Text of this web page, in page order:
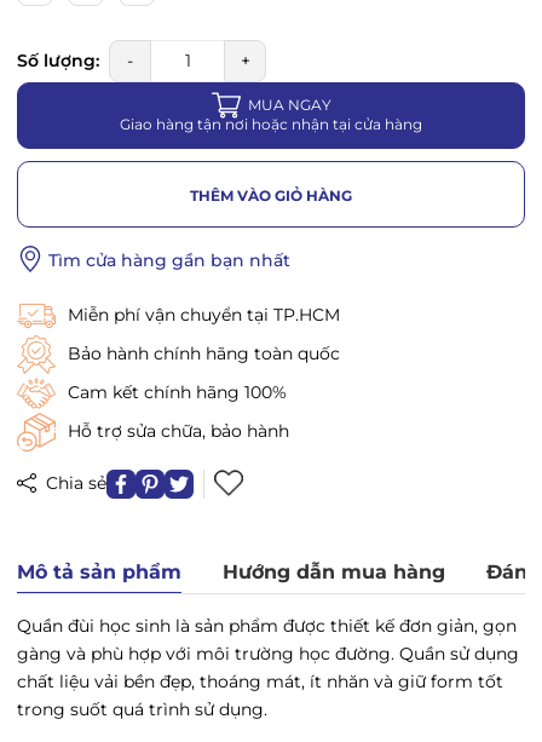
Số lượng: - +
MUA NGAY
Giao hàng tận nơi hoặc nhận tại cửa hàng
THÊM VÀO GIỎ HÀNG
Tìm cửa hàng gần bạn nhất
Miễn phí vận chuyển tại TP.HCM
Bảo hành chính hãng toàn quốc
Cam kết chính hãng 100%
Hỗ trợ sửa chữa, bảo hành
Chia sẻ
Mô tả sản phẩm Hướng dẫn mua hàng
Quần đùi học sinh là sản phẩm được thiết kế đơn giản, gọn
gàng và phù hợp với môi trường học đường. Quần sử dụng
chất liệu vải bền đẹp, thoáng mát, ít nhăn và giữ form tốt
trong suốt quá trình sử dụng.